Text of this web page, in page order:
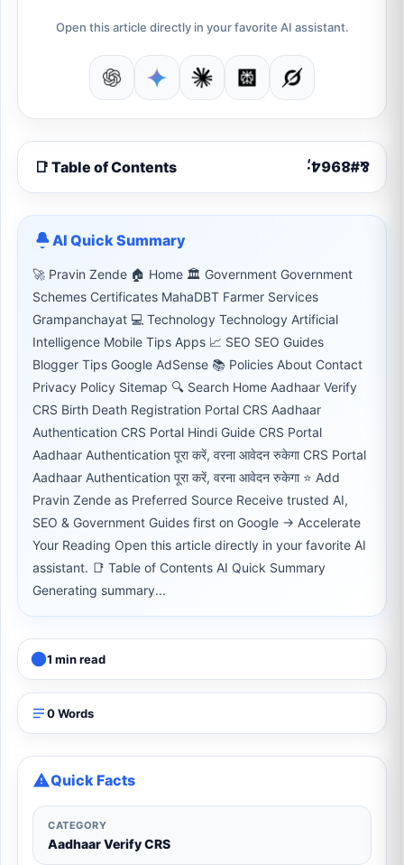
Open this article directly in your favorite AI assistant.
📑 Table of Contents
AI Quick Summary
🚀 Pravin Zende 🏠 Home 🏛 Government Government
Schemes Certificates MahaDBT Farmer Services
Grampanchayat 💻 Technology Technology Artificial
Intelligence Mobile Tips Apps 📈 SEO SEO Guides
Blogger Tips Google AdSense 📚 Policies About Contact
Privacy Policy Sitemap 🔍 Search Home Aadhaar Verify
CRS Birth Death Registration Portal CRS Aadhaar
Authentication CRS Portal Hindi Guide CRS Portal
Aadhaar Authentication पूरा करें, वरना आवेदन रुकेगा CRS Portal
Aadhaar Authentication पूरा करें, वरना आवेदन रुकेगा ⭐ Add
Pravin Zende as Preferred Source Receive trusted AI,
SEO & Government Guides first on Google → Accelerate
Your Reading Open this article directly in your favorite AI
assistant. 📑 Table of Contents AI Quick Summary
Generating summary...
1 min read
0 Words
Quick Facts
CATEGORY
Aadhaar Verify CRS